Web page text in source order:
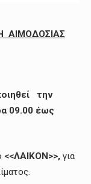
ΑΙΜΟΔΟΣΙΑΣ
την
09.00 έως
<<ΛΑΙΚΟΝ>>, για